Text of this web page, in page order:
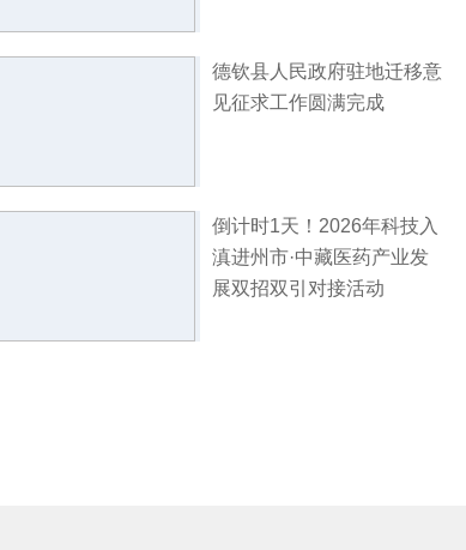
德钦县人民政府驻地迁移意
见征求工作圆满完成
倒计时1天！2026年科技入
滇进州市·中藏医药产业发
展双招双引对接活动